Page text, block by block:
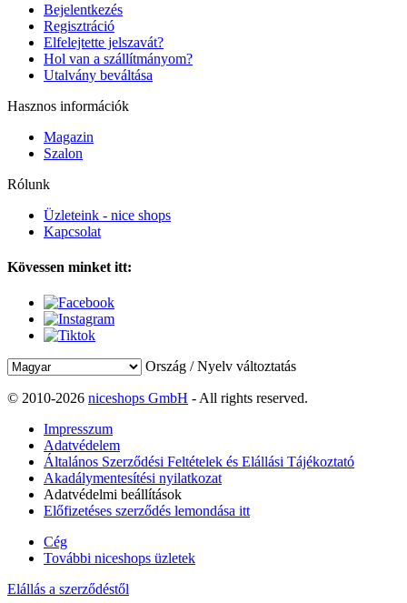
Bejelentkezés
Regisztráció
Elfelejtette jelszavát?
Hol van a szállítmányom?
Utalvány beváltása
Hasznos információk
Magazin
Szalon
Rólunk
Üzleteink - nice shops
Kapcsolat
Kövessen minket itt:
Ország / Nyelv változtatás
© 2010-2026 niceshops GmbH - All rights reserved.
Impresszum
Adatvédelem
Általános Szerződési Feltételek és Elállási Tájékoztató
Akadálymentesítési nyilatkozat
Adatvédelmi beállítások
Előfizetéses szerződés lemondása itt
Cég
További niceshops üzletek
Elállás a szerződéstől